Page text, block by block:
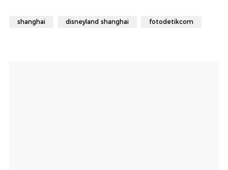
shanghai disneyland shanghai fotodetikcom